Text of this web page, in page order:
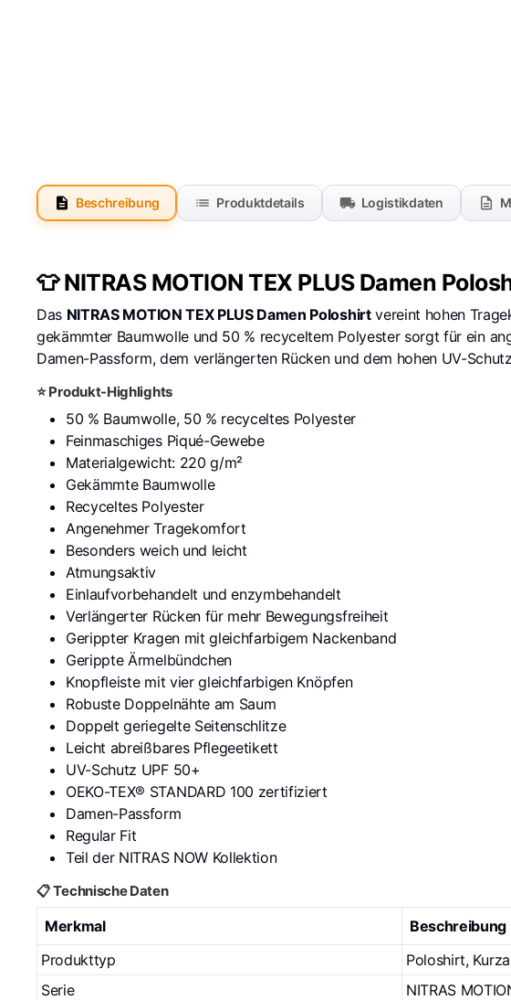
Beschreibung Produktdetails Logistikdaten
👕 NITRAS MOTION TEX PLUS Damen
Das NITRAS MOTION TEX PLUS Damen Poloshirtvereint hohen
gekämmter Baumwolle und 50 % recyceltem Polyester sorgt für ein
Damen-Passform, dem verlängerten Rücken und dem hohen UV-
⭐ Produkt-Highlights
50 % Baumwolle, 50 % recyceltes Polyester
Feinmaschiges Piqué-Gewebe
Materialgewicht: 220 g/m²
Gekämmte Baumwolle
Recyceltes Polyester
Angenehmer Tragekomfort
Besonders weich und leicht
Atmungsaktiv
Einlaufvorbehandelt und enzymbehandelt
Verlängerter Rücken für mehr Bewegungsfreiheit
Gerippter Kragen mit gleichfarbigem Nackenband
Gerippte Ärmelbündchen
Knopfleiste mit vier gleichfarbigen Knöpfen
Robuste Doppelnähte am Saum
Doppelt geriegelte Seitenschlitze
Leicht abreißbares Pflegeetikett
UV-Schutz UPF 50+
OEKO-TEX® STANDARD 100 zertifiziert
Damen-Passform
Regular Fit
Teil der NITRAS NOW Kollektion
📋 Technische Daten
Merkmal
Beschreibung
Produkttyp
Poloshirt,
Serie
NITRAS